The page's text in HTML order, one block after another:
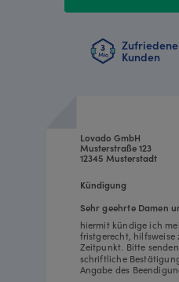
Zufriedene
Kunden
Lovado GmbH
Musterstraße 123
12345 Musterstadt
hiermit kündige ich
fristgerecht,
Zeitpunkt. Bitte
schriftliche
Angabe des
Sehr geehrte Damen
Kündigung